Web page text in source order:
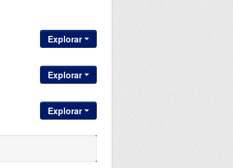
Explorar
Explorar
Explorar